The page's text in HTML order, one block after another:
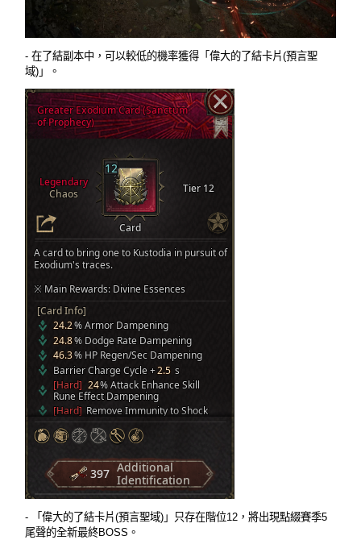
- 在了結副本中，可以較低的機率獲得「偉大的了結卡片(預言聖
域)」。
- 「偉大的了結卡片(預言聖域)」只存在階位12，將出現點綴賽季5
尾聲的全新最終BOSS。